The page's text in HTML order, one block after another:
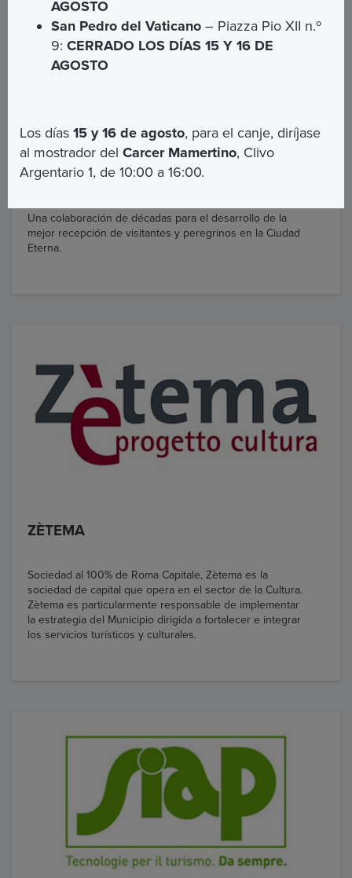
ROMA CAPITALE
Una colaboración de décadas para el desarrollo de la
mejor recepción de visitantes y peregrinos en la Ciudad
Eterna.
ZÈTEMA
Sociedad al 100% de Roma Capitale, Zètema es la
sociedad de capital que opera en el sector de la Cultura.
Zètema es particularmente responsable de implementar
la estrategia del Municipio dirigida a fortalecer e integrar
los servicios turísticos y culturales.
AGOSTO
San Pedro del Vaticano – Piazza Pio XII n.º
9:CERRADO LOS DÍAS 15 Y 16 DE
AGOSTO
Los días15 y 16 de agosto, para el canje, diríjase
al mostrador delCarcer Mamertino, Clivo
Argentario 1, de 10:00 a 16:00.